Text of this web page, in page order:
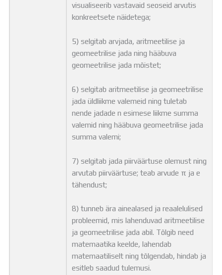
visualiseerib vastavaid seoseid arvutis
konkreetsete näidetega;
5) selgitab arvjada, aritmeetilise ja
geomeetrilise jada ning hääbuva
geomeetrilise jada mõistet;
6) selgitab aritmeetilise ja geomeetrilise
jada üldliikme valemeid ning tuletab
nende jadade n esimese liikme summa
valemid ning hääbuva geomeetrilise jada
summa valemi;
7) selgitab jada piirväärtuse olemust ning
arvutab piirväärtuse; teab arvude π ja e
tähendust;
8) tunneb ära ainealased ja reaalelulised
probleemid, mis lahenduvad aritmeetilise
ja geomeetrilise jada abil. Tõlgib need
matemaatika keelde, lahendab
matemaatiliselt ning tõlgendab, hindab ja
esitleb saadud tulemusi.